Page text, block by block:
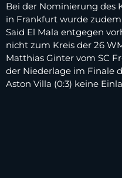
Bei der Nominierung des
in Frankfurt wurde
Said El Mala entgegen
nicht zum Kreis der 26
Matthias Ginter vom SC
der Niederlage im Finale
Aston Villa (0:3) keine